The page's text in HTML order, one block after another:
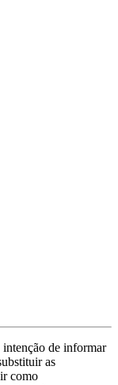
intenção de informar
as
como